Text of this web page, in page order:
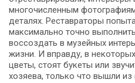
многочисленным
деталях. Реставраторы
максимально точно
воссоздать в музейных
жизни. И вправду, в
цветы, стоят букеты или
хозяева, только что вышли из